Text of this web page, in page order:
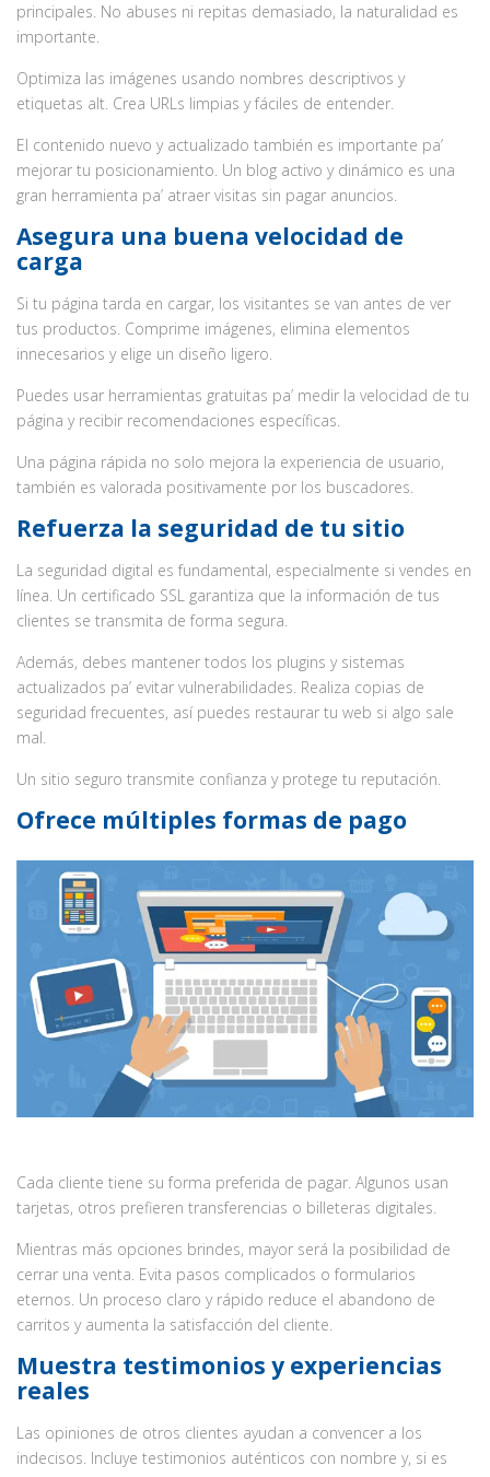
principales. No abuses ni repitas demasiado, la naturalidad es
importante.
Optimiza las imágenes usando nombres descriptivos y
etiquetas alt. Crea URLs limpias y fáciles de entender.
El contenido nuevo y actualizado también es importante pa’
mejorar tu posicionamiento. Un blog activo y dinámico es una
gran herramienta pa’ atraer visitas sin pagar anuncios.
Asegura una buena velocidad de
carga
Si tu página tarda en cargar, los visitantes se van antes de ver
tus productos. Comprime imágenes, elimina elementos
innecesarios y elige un diseño ligero.
Puedes usar herramientas gratuitas pa’ medir la velocidad de tu
página y recibir recomendaciones específicas.
Una página rápida no solo mejora la experiencia de usuario,
también es valorada positivamente por los buscadores.
Refuerza la seguridad de tu sitio
La seguridad digital es fundamental, especialmente si vendes en
línea. Un certificado SSL garantiza que la información de tus
clientes se transmita de forma segura.
Además, debes mantener todos los plugins y sistemas
actualizados pa’ evitar vulnerabilidades. Realiza copias de
seguridad frecuentes, así puedes restaurar tu web si algo sale
mal.
Un sitio seguro transmite confianza y protege tu reputación.
Ofrece múltiples formas de pago
Cada cliente tiene su forma preferida de pagar. Algunos usan
tarjetas, otros prefieren transferencias o billeteras digitales.
Mientras más opciones brindes, mayor será la posibilidad de
cerrar una venta. Evita pasos complicados o formularios
eternos. Un proceso claro y rápido reduce el abandono de
carritos y aumenta la satisfacción del cliente.
Muestra testimonios y experiencias
reales
Las opiniones de otros clientes ayudan a convencer a los
indecisos. Incluye testimonios auténticos con nombre y, si es